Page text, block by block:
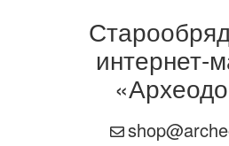
интернет-